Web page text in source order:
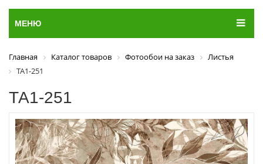
МЕНЮ
Главная Каталог товаров Фотообои на заказ
Листья
ТА1-251
ТА1-251